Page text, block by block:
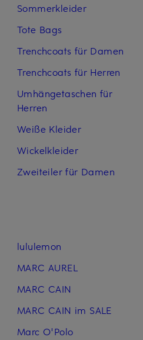
Sommerkleider
Tote Bags
Trenchcoats für Damen
Trenchcoats für Herren
Umhängetaschen für
Herren
Weiße Kleider
Wickelkleider
Zweiteiler für Damen
lululemon
MARC AUREL
MARC CAIN
MARC CAIN im SALE
Marc O'Polo